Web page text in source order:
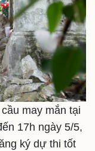
may mắn tại
17h ngày 5/5,
ký dự thi tốt